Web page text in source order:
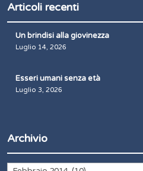
Articoli recenti
Un brindisi alla giovinezza
Luglio 14, 2026
Esseri umani senza età
Luglio 3, 2026
Archivio